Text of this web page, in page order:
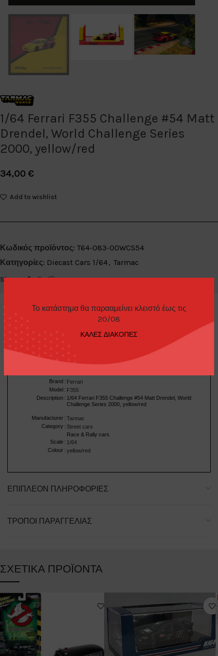
Το κατάστημα θα παρααμείνει κλειστό έως τις
20/08
ΚΑΛΕΣ ΔΙΑΚΟΠΕΣ
1/64 Ferrari F355 Challenge #54 Matt
Drendel, World Challenge Series
2000, yellow/red
34,00 €
Add to wishlist
Κωδικός προϊόντος: T64-083-00WCS54
Κατηγορίες: Diecast Cars 1/64, Tarmac
Share:
ΠΕΡΙΓΡΑΦΉ
Brand : Ferrari
Model : F355
Description : 1/64 Ferrari F355 Challenge #54 Matt Drendel, World
Challenge Series 2000, yellow/red
Manufacturer : Tarmac
Category : Street cars
Race & Rally cars
Scale : 1/64
Colour : yellow/red
ΕΠΙΠΛΈΟΝ ΠΛΗΡΟΦΟΡΊΕΣ
ΤΡΌΠΟΙ ΠΑΡΑΓΓΕΛΊΑΣ
ΣΧΕΤΙΚΆ ΠΡΟΪΌΝΤΑ